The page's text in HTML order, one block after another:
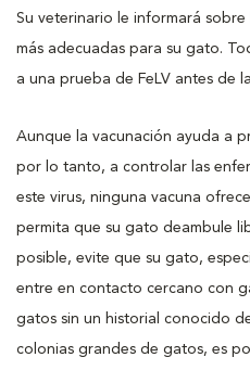
Su veterinario le informará
más adecuadas para su gato.
a una prueba de FeLV antes de
Aunque la vacunación ayuda a
por lo tanto, a controlar las
este virus, ninguna vacuna
permita que su gato deambule
posible, evite que su gato,
entre en contacto cercano con
gatos sin un historial conocido
colonias grandes de gatos, es